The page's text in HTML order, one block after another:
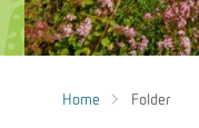
Home Folder